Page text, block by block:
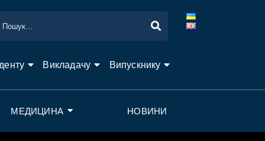
Викладачу Випускнику
МЕДИЦИНА НОВИНИ